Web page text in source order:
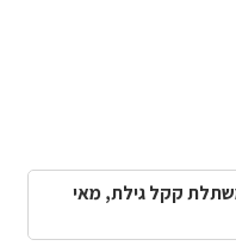
קקל גילת, מאי